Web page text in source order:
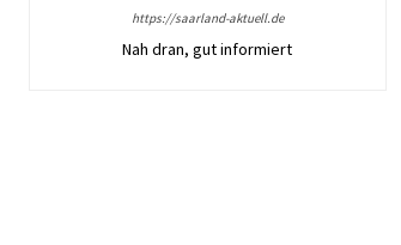
https://saarland-aktuell.de
Nah dran, gut informiert